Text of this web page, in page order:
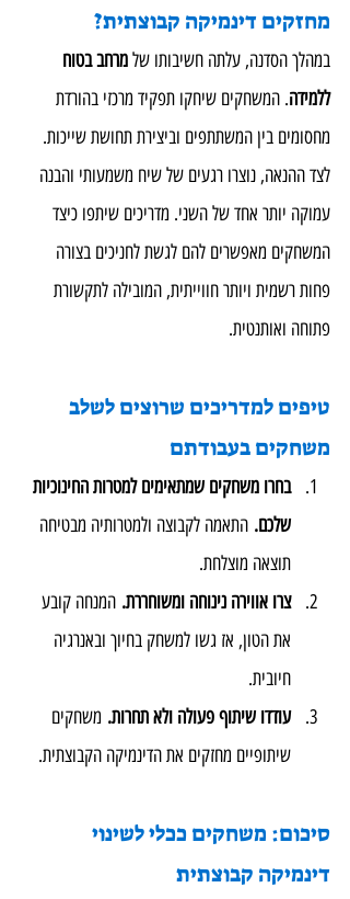
מחזקים דינמיקה קבוצתית?
במהלך הסדנה, עלתה חשיבותו של מרחב בטוח
ללמידה. המשחקים שיחקו תפקיד מרכזי בהורדת
מחסומים בין המשתתפים וביצירת תחושת שייכות.
לצד ההנאה, נוצרו רגעים של שיח משמעותי והבנה
עמוקה יותר אחד של השני. מדריכים שיתפו כיצד
המשחקים מאפשרים להם לגשת לחניכים בצורה
פחות רשמית ויותר חווייתית, המובילה לתקשורת
פתוחה ואותנטית.
טיפים למדריכים שרוצים לשלב
משחקים בעבודתם
בחרו משחקים שמתאימים למטרות החינוכיות
שלכם. התאמה לקבוצה ולמטרותיה מבטיחה
תוצאה מוצלחת.
צרו אווירה נינוחה ומשוחררת. המנחה קובע
את הטון, אז גשו למשחק בחיוך ובאנרגיה
חיובית.
עודדו שיתוף פעולה ולא תחרות. משחקים
שיתופיים מחזקים את הדינמיקה הקבוצתית.
סיכום: משחקים ככלי לשינוי
דינמיקה קבוצתית